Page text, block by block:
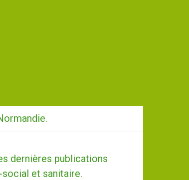
dernières publications
et sanitaire.